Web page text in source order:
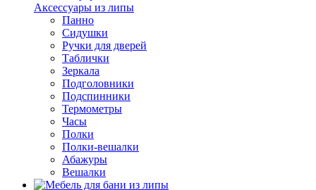
Аксессуары из липы
Панно
Сидушки
Ручки для дверей
Таблички
Зеркала
Подголовники
Подспинники
Термометры
Часы
Полки
Полки-вешалки
Абажуры
Вешалки